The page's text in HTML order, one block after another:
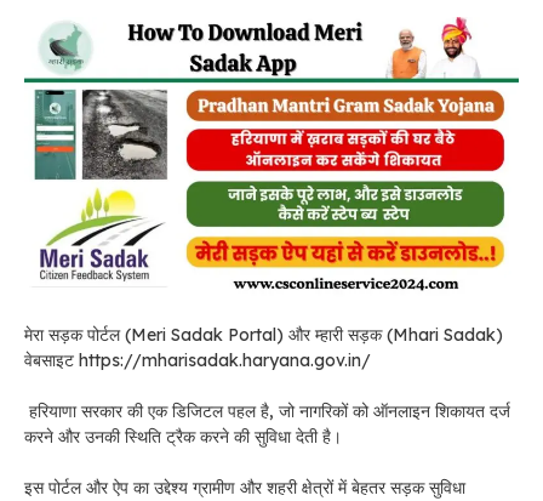
मेरा सड़क पोर्टल (Meri Sadak Portal) और म्हारी सड़क (Mhari Sadak)
वेबसाइट https://mharisadak.haryana.gov.in/
हरियाणा सरकार की एक डिजिटल पहल है, जो नागरिकों को ऑनलाइन शिकायत दर्ज
करने और उनकी स्थिति ट्रैक करने की सुविधा देती है।
इस पोर्टल और ऐप का उद्देश्य ग्रामीण और शहरी क्षेत्रों में बेहतर सड़क सुविधा